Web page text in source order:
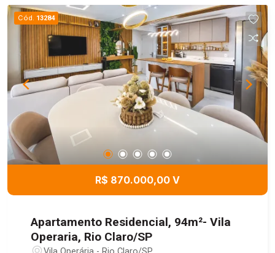
Cód. 13284
R$ 870.000,00 V
Apartamento Residencial, 94m²- Vila
Operaria, Rio Claro/SP